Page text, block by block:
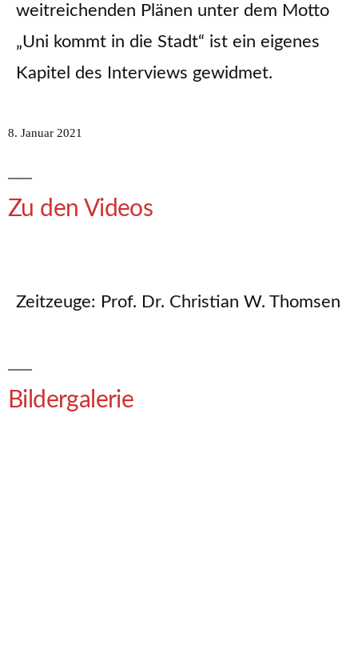
weitreichenden Plänen unter dem Motto
„Uni kommt in die Stadt“ ist ein eigenes
Kapitel des Interviews gewidmet.
8. Januar 2021
Zu den Videos
Zeitzeuge: Prof. Dr. Christian W. Thomsen
Bildergalerie